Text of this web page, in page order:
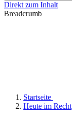
Direkt zum Inhalt
Breadcrumb
Startseite
Heute im Recht